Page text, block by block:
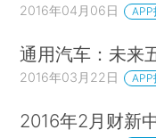
2016年04月06日 APP
通用汽车：未来
2016年03月22日 APP
2016年2月财新